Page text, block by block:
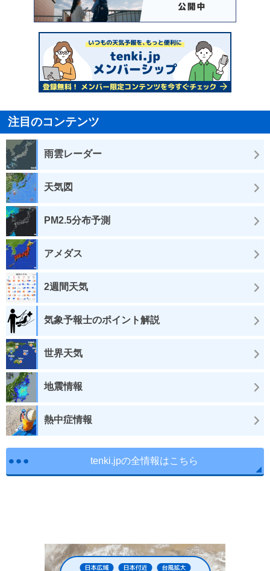
注目のコンテンツ
雨雲レーダー
天気図
PM2.5分布予測
アメダス
2週間天気
気象予報士のポイント解説
世界天気
地震情報
熱中症情報
tenki.jpの全情報はこちら